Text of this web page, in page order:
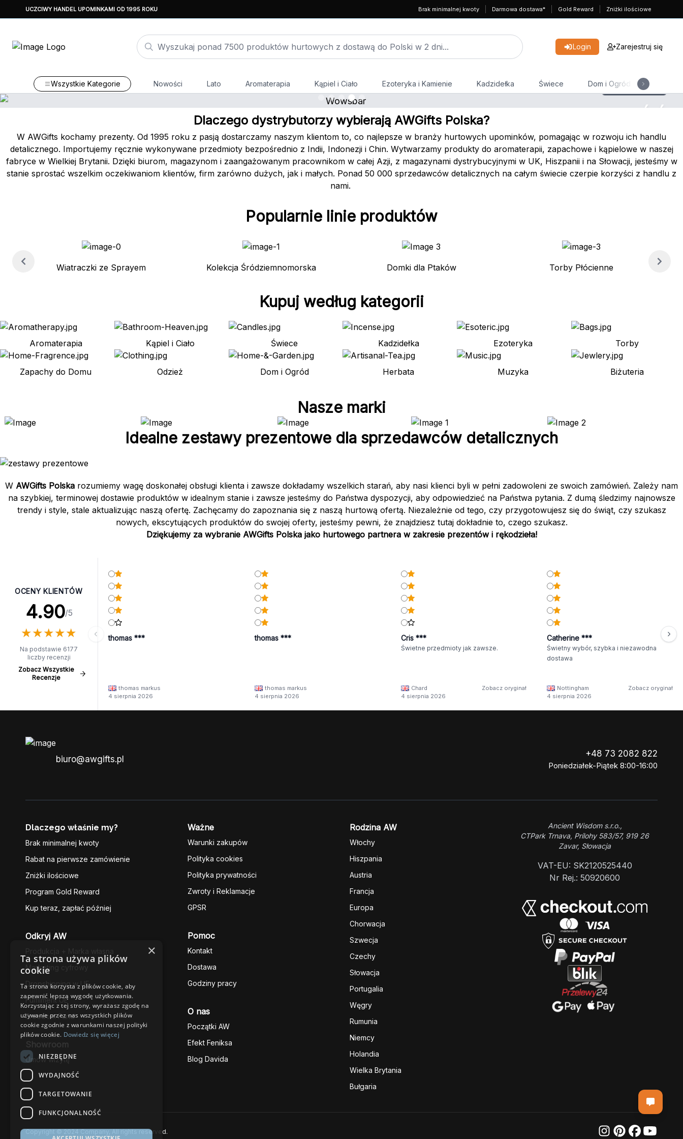
UCZCIWY HANDEL UPOMINKAMI OD 1995 ROKU Brak minimalnej kwoty Darmowa dostawa* Gold Reward Zniżki ilościowe
Login Zarejestruj się
Wszystkie Kategorie Nowości Lato Aromaterapia Kąpiel i Ciało Ezoteryka i Kamienie Kadzidełka Świece Dom i Ogród
Gąbki z Mydłem z Trzema Masłami
KUP TERAZ
Dlaczego dystrybutorzy wybierają AWGifts Polska?
W AWGifts kochamy prezenty. Od 1995 roku z pasją dostarczamy naszym klientom to, co najlepsze w branży hurtowych upominków, pomagając w rozwoju ich handlu
detalicznego. Importujemy ręcznie wykonywane przedmioty bezpośrednio z Indii, Indonezji i Chin. Wytwarzamy produkty do aromaterapii, zapachowe i kąpielowe w naszej
fabryce w Wielkiej Brytanii. Dzięki biurom, magazynom i zaangażowanym pracownikom w całej Azji, z magazynami dystrybucyjnymi w UK, Hiszpanii i na Słowacji, jesteśmy w
stanie sprostać wszelkim oczekiwaniom klientów, firm zarówno dużych, jak i małych. Ponad 50 000 sprzedawców detalicznych na całym świecie czerpie korzyści z handlu z
nami.
Popularnie linie produktów
Wiatraczki ze Sprayem Kolekcja Śródziemnomorska Domki dla Ptaków Torby Płócienne
Kupuj według kategorii
Aromaterapia Kąpiel i Ciało Świece Kadzidełka Ezoteryka Torby
Zapachy do Domu Odzież Dom i Ogród Herbata Muzyka Biżuteria
Nasze marki
Idealne zestawy prezentowe dla sprzedawców detalicznych
W AWGifts Polska rozumiemy wagę doskonałej obsługi klienta i zawsze dokładamy wszelkich starań, aby nasi klienci byli w pełni zadowoleni ze swoich zamówień. Zależy nam
na szybkiej, terminowej dostawie produktów w idealnym stanie i zawsze jesteśmy do Państwa dyspozycji, aby odpowiedzieć na Państwa pytania. Z dumą śledzimy najnowsze
trendy i style, stale aktualizując naszą ofertę. Zachęcamy do zapoznania się z naszą hurtową ofertą. Niezależnie od tego, czy przygotowujesz się do świąt, czy szukasz
nowych, ekscytujących produktów do swojej oferty, jesteśmy pewni, że znajdziesz tutaj dokładnie to, czego szukasz.
Dziękujemy za wybranie AWGifts Polska jako hurtowego partnera w zakresie prezentów i rękodzieła!
OCENY KLIENTÓW
4.90/5
★★★★★
★★★★★
Na podstawie 6177
liczby recenzji
Zobacz Wszystkie
Recenzje
thomas ***
thomas markus
4 sierpnia 2026
thomas ***
thomas markus
4 sierpnia 2026
Cris ***
Świetne przedmioty jak zawsze.
Chard
Zobacz oryginał
4 sierpnia 2026
Catherine ***
Świetny wybór, szybka i niezawodna
dostawa
Nottingham
Zobacz oryginał
4 sierpnia 2026
biuro@awgifts.pl
+48 73 2082 822
Poniedziałek-Piątek 8:00-16:00
Dlaczego właśnie my?
Brak minimalnej kwoty
Rabat na pierwsze zamówienie
Zniżki ilościowe
Program Gold Reward
Kup teraz, zapłać później
Odkryj AW
Produkcja + Marka własna
Marketing cyfrowy
Dropshipping w UE
Fulfilment UE
Freedom Fund
Showroom
Umów wizytę
Ważne
Warunki zakupów
Polityka cookies
Polityka prywatności
Zwroty i Reklamacje
GPSR
Pomoc
Kontakt
Dostawa
Godziny pracy
O nas
Początki AW
Efekt Feniksa
Blog Davida
Rodzina AW
Włochy
Hiszpania
Austria
Francja
Europa
Chorwacja
Szwecja
Czechy
Słowacja
Portugalia
Węgry
Rumunia
Niemcy
Holandia
Wielka Brytania
Bułgaria
Ancient Wisdom s.r.o.,
CTPark Trnava, Prílohy 583/57, 919 26
Zavar, Słowacja
VAT-EU: SK2120525440
Nr Rej.: 50920600
Copyright © 2024 Company, All rights reserved.
×
Ta strona używa plików
cookie
Ta strona korzysta z plików cookie, aby
zapewnić lepszą wygodę użytkowania.
Korzystając z tej strony, wyrażasz zgodę na
używanie przez nas wszystkich plików
cookie zgodnie z warunkami naszej polityki
plików cookie. Dowiedz się więcej
NIEZBĘDNE
WYDAJNOŚĆ
TARGETOWANIE
FUNKCJONALNOŚĆ